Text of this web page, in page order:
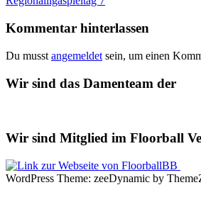
Kommentar hinterlassen
Du musst angemeldet sein, um einen
Wir sind das Damenteam der
Wir sind Mitglied im Floorball
WordPress Theme: zeeDynamic by